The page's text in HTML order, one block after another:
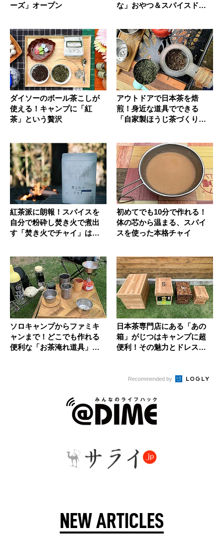
ーズ」オープン
な」おやつ＆スパイスドリ
ダイソーのボール茶こしが
使える！キャンプに「紅
茶」という贅沢
アウトドアで日本茶を焙
煎！身近な道具でできる
「自家製ほうじ茶づくり」
紅茶派に朗報！スパイスを
自分で粉砕し焚き火で煮出
す「焚き火でチャイ」はい
初めてでも10分で作れる！
体の芯から温まる、スパイ
スを使った本格チャイ
ソロキャンプからファミキ
ャンまで！どこでも作れる
便利な「お茶淹れ道具」５
日本茶専門店にある「あの
箱」がじつはキャンプに超
便利！その魅力とドレスア
Recommended by
NEW ARTICLES